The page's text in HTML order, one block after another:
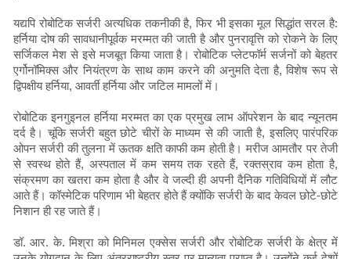
यद्यपि रोबोटिक सर्जरी अत्यधिक तकनीकी है, फिर भी इसका मूल सिद्धांत सरल है:
हर्निया दोष की सावधानीपूर्वक मरम्मत की जाती है और पुनरावृत्ति को रोकने के लिए
सर्जिकल मेश से इसे मजबूत किया जाता है। रोबोटिक प्लेटफॉर्म सर्जनों को बेहतर
एर्गोनॉमिक्स और नियंत्रण के साथ काम करने की अनुमति देता है, विशेष रूप से
द्विपक्षीय हर्निया, आवर्ती हर्निया और जटिल मामलों में।
रोबोटिक इनगुइनल हर्निया मरम्मत का एक प्रमुख लाभ ऑपरेशन के बाद न्यूनतम
दर्द है। चूंकि सर्जरी बहुत छोटे चीरों के माध्यम से की जाती है, इसलिए पारंपरिक
ओपन सर्जरी की तुलना में ऊतक क्षति काफी कम होती है। मरीज आमतौर पर तेजी
से स्वस्थ होते हैं, अस्पताल में कम समय तक रहते हैं, रक्तस्राव कम होता है,
संक्रमण का खतरा कम होता है और वे जल्दी ही अपनी दैनिक गतिविधियों में लौट
आते हैं। कॉस्मेटिक परिणाम भी बेहतर होते हैं क्योंकि सर्जरी के बाद केवल छोटे-छोटे
निशान ही रह जाते हैं।
डॉ. आर. के. मिश्रा को मिनिमल एक्सेस सर्जरी और रोबोटिक सर्जरी के क्षेत्र में